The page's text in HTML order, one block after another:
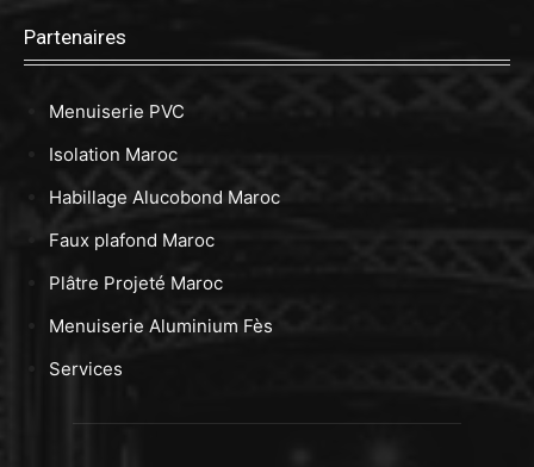
Partenaires
Menuiserie PVC
Isolation Maroc
Habillage Alucobond Maroc
Faux plafond Maroc
Plâtre Projeté Maroc
Menuiserie Aluminium Fès
Services